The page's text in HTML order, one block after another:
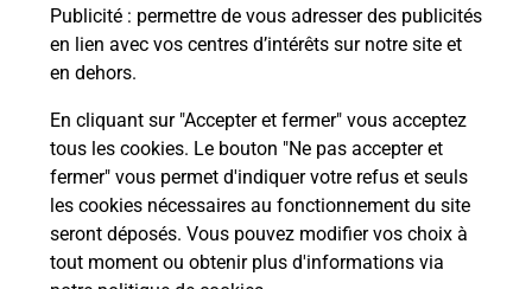
Publicité : permettre de vous adresser des publicités
en lien avec vos centres d’intérêts sur notre site et
en dehors.
En cliquant sur "Accepter et fermer" vous acceptez
tous les cookies. Le bouton "Ne pas accepter et
fermer" vous permet d'indiquer votre refus et seuls
les cookies nécessaires au fonctionnement du site
seront déposés. Vous pouvez modifier vos choix à
tout moment ou obtenir plus d'informations via
CHAMBRAY LES TOURS
CONSIGNE U EXPRESS CHAMBRAYLESTOURS